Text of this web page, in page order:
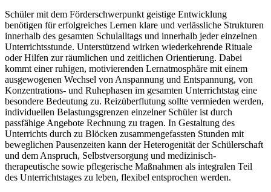
Schüler mit dem Förderschwerpunkt geistige Entwicklung
benötigen für erfolgreiches Lernen klare und verlässliche Strukturen
innerhalb des gesamten Schulalltags und innerhalb jeder einzelnen
Unterrichtsstunde. Unterstützend wirken wiederkehrende Rituale
oder Hilfen zur räumlichen und zeitlichen Orientierung. Dabei
kommt einer ruhigen, motivierenden Lernatmosphäre mit einem
ausgewogenen Wechsel von Anspannung und Entspannung, von
Konzentrations- und Ruhephasen im gesamten Unterrichtstag eine
besondere Bedeutung zu. Reizüberflutung sollte vermieden werden,
individuellen Belastungsgrenzen einzelner Schüler ist durch
passfähige Angebote Rechnung zu tragen. In Gestaltung des
Unterrichts durch zu Blöcken zusammengefassten Stunden mit
beweglichen Pausenzeiten kann der Heterogenität der Schülerschaft
und dem Anspruch, Selbstversorgung und medizinisch-
therapeutische sowie pflegerische Maßnahmen als integralen Teil
des Unterrichtstages zu leben, flexibel entsprochen werden.